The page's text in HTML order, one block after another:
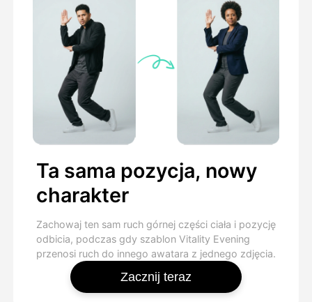
Ta sama pozycja, nowy
charakter
Zachowaj ten sam ruch górnej części ciała i pozycję
odbicia, podczas gdy szablon Vitality Evening
przenosi ruch do innego awatara z jednego zdjęcia.
Zacznij teraz